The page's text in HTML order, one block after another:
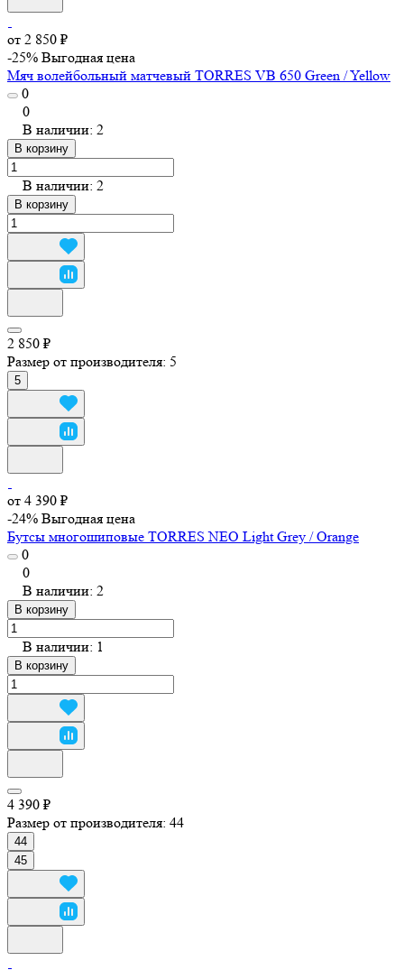
от 2 850 ₽
-25% Выгодная цена
Мяч волейбольный матчевый TORRES VB 650 Green / Yellow
0
0
В наличии: 2
В корзину
В наличии: 2
В корзину
2 850 ₽
Размер от производителя: 5
5
от 4 390 ₽
-24% Выгодная цена
Бутсы многошиповые TORRES NEO Light Grey / Orange
0
0
В наличии: 2
В корзину
В наличии: 1
В корзину
4 390 ₽
Размер от производителя: 44
44
45